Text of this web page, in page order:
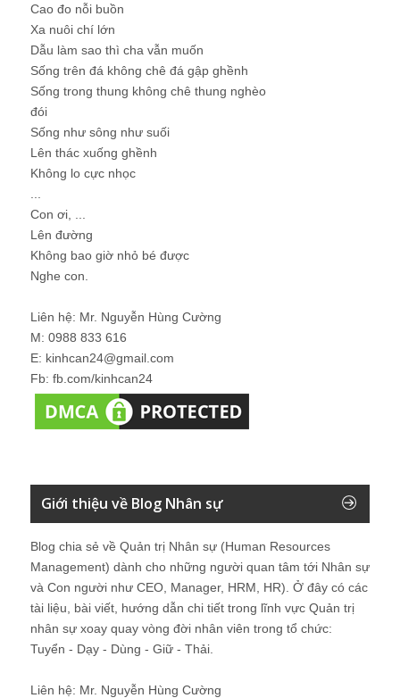
Cao đo nỗi buồn
Xa nuôi chí lớn
Dẫu làm sao thì cha vẫn muốn
Sống trên đá không chê đá gập ghềnh
Sống trong thung không chê thung nghèo
đói
Sống như sông như suối
Lên thác xuống ghềnh
Không lo cực nhọc
Con ơi, ...
Lên đường
Không bao giờ nhỏ bé được
Nghe con.
Liên hệ: Mr. Nguyễn Hùng Cường
M: 0988 833 616
E: kinhcan24@gmail.com
Fb: fb.com/kinhcan24
Giới thiệu về Blog Nhân sự
Blog chia sẻ về Quản trị Nhân sự (Human Resources
Management) dành cho những người quan tâm tới Nhân sự
và Con người như CEO, Manager, HRM, HR). Ở đây có các
tài liệu, bài viết, hướng dẫn chi tiết trong lĩnh vực Quản trị
nhân sự xoay quay vòng đời nhân viên trong tổ chức:
Tuyển - Dạy - Dùng - Giữ - Thải.
Liên hệ: Mr. Nguyễn Hùng Cường